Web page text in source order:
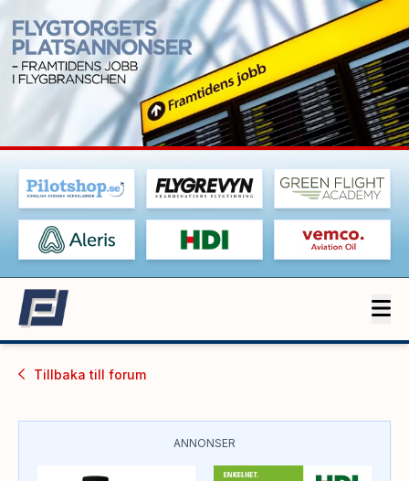
Tillbaka till forum
ANNONSER